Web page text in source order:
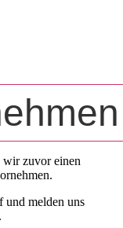
wir zuvor einen
und melden uns